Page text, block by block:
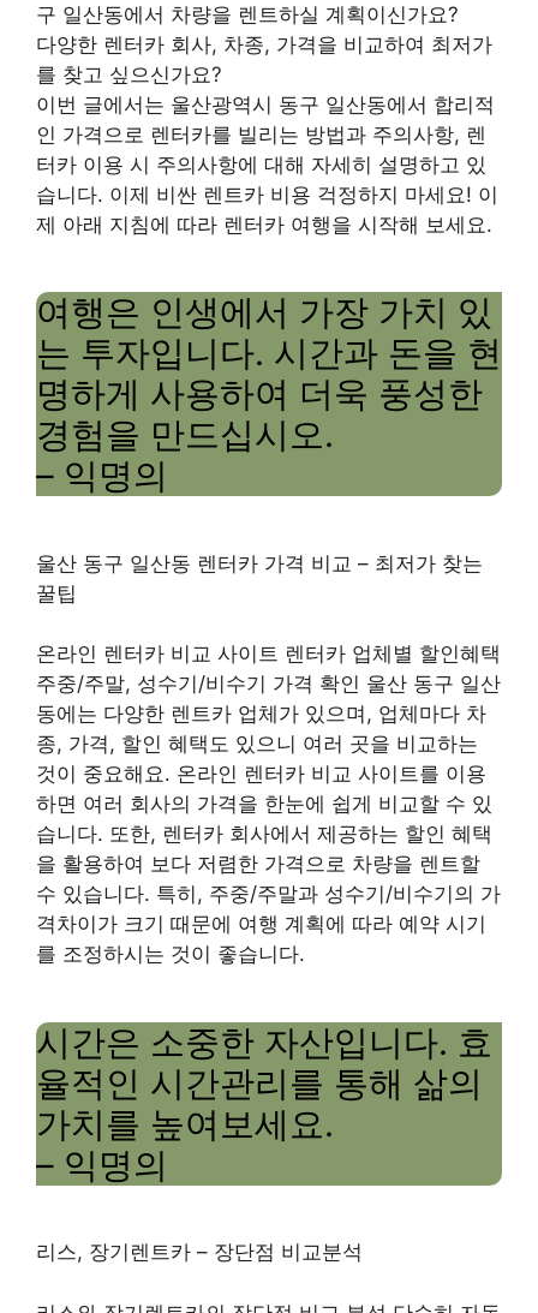
구 일산동에서 차량을 렌트하실 계획이신가요?
다양한 렌터카 회사, 차종, 가격을 비교하여 최저가
를 찾고 싶으신가요?
이번 글에서는 울산광역시 동구 일산동에서 합리적
인 가격으로 렌터카를 빌리는 방법과 주의사항, 렌
터카 이용 시 주의사항에 대해 자세히 설명하고 있
습니다. 이제 비싼 렌트카 비용 걱정하지 마세요! 이
제 아래 지침에 따라 렌터카 여행을 시작해 보세요.
여행은 인생에서 가장 가치 있
는 투자입니다. 시간과 돈을 현
명하게 사용하여 더욱 풍성한
경험을 만드십시오.
– 익명의
울산 동구 일산동 렌터카 가격 비교 – 최저가 찾는
꿀팁
온라인 렌터카 비교 사이트 렌터카 업체별 할인혜택
주중/주말, 성수기/비수기 가격 확인 울산 동구 일산
동에는 다양한 렌트카 업체가 있으며, 업체마다 차
종, 가격, 할인 혜택도 있으니 여러 곳을 비교하는
것이 중요해요. 온라인 렌터카 비교 사이트를 이용
하면 여러 회사의 가격을 한눈에 쉽게 비교할 수 있
습니다. 또한, 렌터카 회사에서 제공하는 할인 혜택
을 활용하여 보다 저렴한 가격으로 차량을 렌트할
수 있습니다. 특히, 주중/주말과 성수기/비수기의 가
격차이가 크기 때문에 여행 계획에 따라 예약 시기
를 조정하시는 것이 좋습니다.
시간은 소중한 자산입니다. 효
율적인 시간관리를 통해 삶의
가치를 높여보세요.
– 익명의
리스, 장기렌트카 – 장단점 비교분석